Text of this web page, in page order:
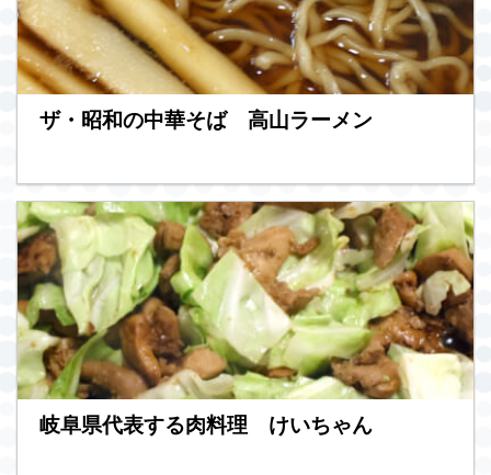
ザ・昭和の中華そば 高山ラーメン
岐阜県代表する肉料理 けいちゃん